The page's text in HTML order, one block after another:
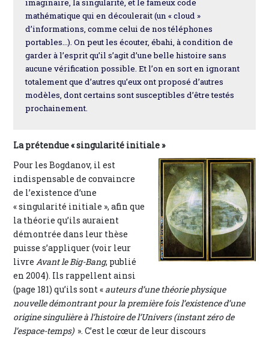
imaginaire, la singularité, et le fameux code
mathématique qui en découlerait (un « cloud »
d’informations, comme celui de nos téléphones
portables…). On peut les écouter, ébahi, à condition de
garder à l’esprit qu’il s’agit d’une belle histoire sans
aucune vérification possible. Et l’on en sort en ignorant
totalement que d’autres qu’eux ont proposé d’autres
modèles, dont certains sont susceptibles d’être testés
prochainement.
La prétendue « singularité initiale »
Pour les Bogdanov, il est
indispensable de convaincre
de l’existence d’une
« singularité initiale », afin que
la théorie qu’ils auraient
démontrée dans leur thèse
puisse s’appliquer (voir leur
livre Avant le Big-Bang, publié
en 2004). Ils rappellent ainsi
(page 181) qu’ils sont « auteurs d’une théorie physique
nouvelle démontrant pour la première fois l’existence d’une
origine singulière à l’histoire de l’Univers (instant zéro de
l’espace-temps) ». C’est le cœur de leur discours